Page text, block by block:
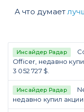
А что думает
Инсайдер Радар
Officer, недавно
3 052 727 $.
Инсайдер Радар
недавно купил